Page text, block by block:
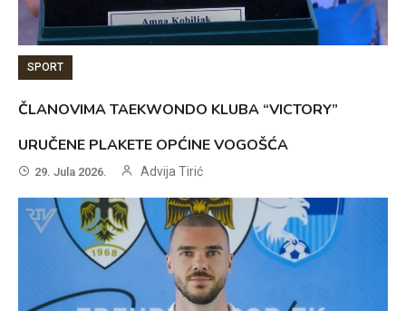
SPORT
ČLANOVIMA TAEKWONDO KLUBA “VICTORY”
URUČENE PLAKETE OPĆINE VOGOŠĆA
29. Jula 2026. Advija Tirić